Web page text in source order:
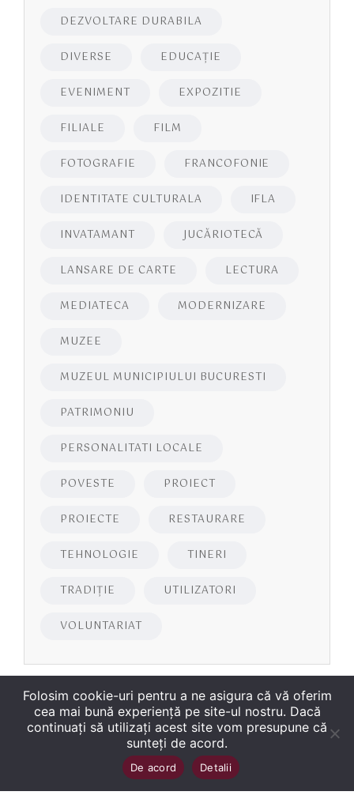
DEZVOLTARE DURABILA
DIVERSE EDUCAŢIE
EVENIMENT EXPOZITIE
FILIALE FILM
FOTOGRAFIE FRANCOFONIE
IDENTITATE CULTURALA IFLA
INVATAMANT JUCĂRIOTECĂ
LANSARE DE CARTE LECTURA
MEDIATECA MODERNIZARE
MUZEE
MUZEUL MUNICIPIULUI BUCURESTI
PATRIMONIU
PERSONALITATI LOCALE
POVESTE PROIECT
PROIECTE RESTAURARE
TEHNOLOGIE TINERI
TRADIȚIE UTILIZATORI
VOLUNTARIAT
2026Biblioteca Județeană
„George Bariţiu‟ Braşov. Toate drepturile sunt
Folosim cookie-uri pentru a ne asigura că vă oferim
cea mai bună experiență pe site-ul nostru. Dacă
continuați să utilizați acest site vom presupune că
sunteți de acord.
De acord Detalii